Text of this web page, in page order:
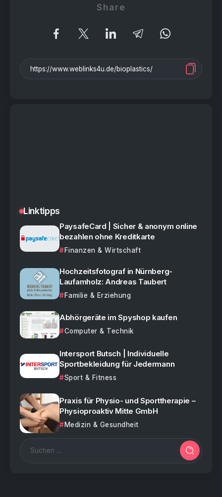
Share
Linktipps
PaysafeCard | Sicher & anonym online
bezahlen ohne Kreditkarte
Finanzen & Wirtschaft
Hochzeitsfotograf in Nürnberg-
Laufamholz: Andreas Taubert
Familie & Erziehung
Abhörgeräte im Spyshop kaufen
Computer & Technik
Intersport Butsch | Individuelle
Sportbekleidung für Jedermann
Sport & Fitness
Praxis für Physio- und Sporttherapie –
Physioproaktiv Mitte GmbH
Medizin & Gesundheit